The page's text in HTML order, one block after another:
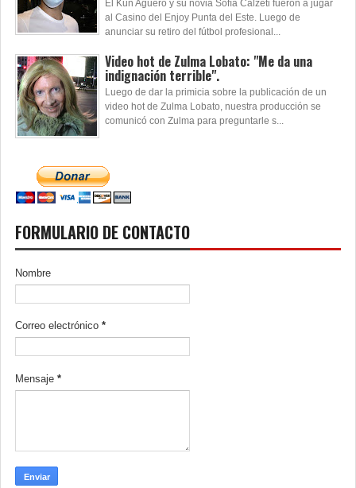
El Kun Aguero y su novia Sofía Calzeti fueron a jugar
al Casino del Enjoy Punta del Este. Luego de
anunciar su retiro del fútbol profesional...
Video hot de Zulma Lobato: "Me da una
indignación terrible".
Luego de dar la primicia sobre la publicación de un
video hot de Zulma Lobato, nuestra producción se
comunicó con Zulma para preguntarle s...
FORMULARIO DE CONTACTO
Nombre
Correo electrónico *
Mensaje *